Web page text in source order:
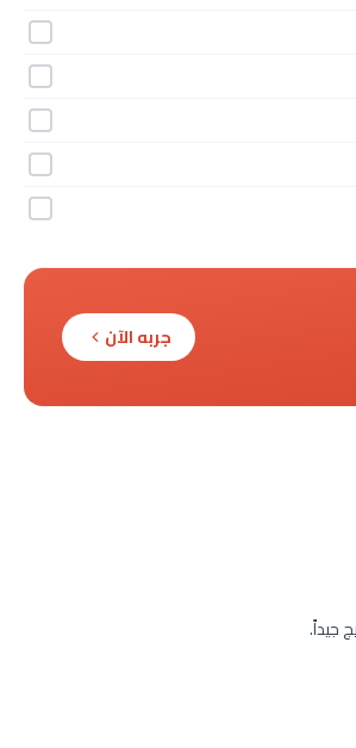
جربه الآن
جيداً.